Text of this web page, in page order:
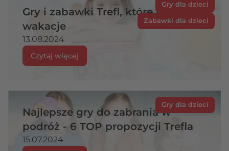
Gry i zabawki Trefl, które umilą Ci
wakacje
13.08.2024
Czytaj więcej
Gry dla dzieci
Zabawki dla dzieci
Najlepsze gry do zabrania w
podróż - 6 TOP propozycji Trefla
15.07.2024
Gry dla dzieci